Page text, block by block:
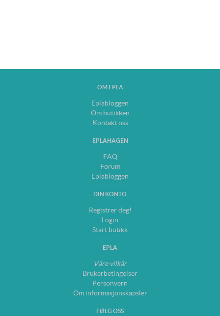
OM EPLA
Eplabloggen
Om butikken
Kontakt oss
EPLAHAGEN
FAQ
Forum
Eplabloggen
DIN KONTO
Registrer deg!
Login
Start butikk
EPLA
Våre vilkår
Brukerbetingelser
Personvern
Om informasjonskapsler
FØLG OSS